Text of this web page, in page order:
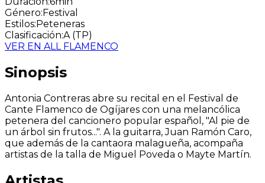
Género:Festival
Estilos:Peteneras
Clasificación:A (TP)
VER EN ALL FLAMENCO
Sinopsis
Antonia Contreras abre su recital en el Festival de
Cante Flamenco de Ogíjares con una melancólica
petenera del cancionero popular español, "Al pie de
un árbol sin frutos...". A la guitarra, Juan Ramón Caro,
que además de la cantaora malagueña, acompaña
artistas de la talla de Miguel Poveda o Mayte Martín.